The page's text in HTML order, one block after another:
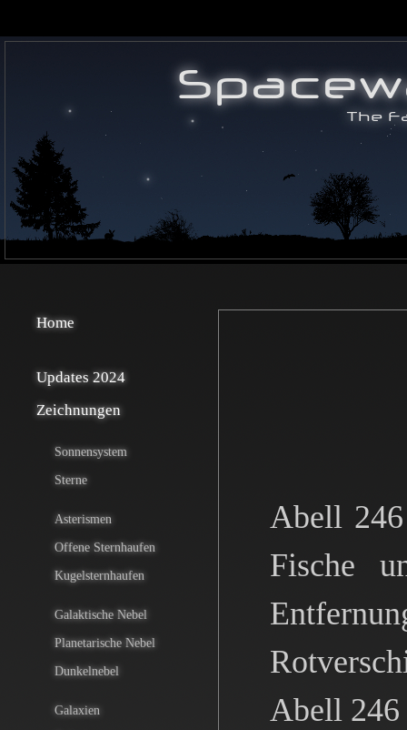
Home
Updates 2024
Zeichnungen
Sonnensystem
Sterne
Asterismen
Offene Sternhaufen
Kugelsternhaufen
Galaktische Nebel
Planetarische Nebel
Dunkelnebel
Galaxien
Abell
Fische
Abell 246